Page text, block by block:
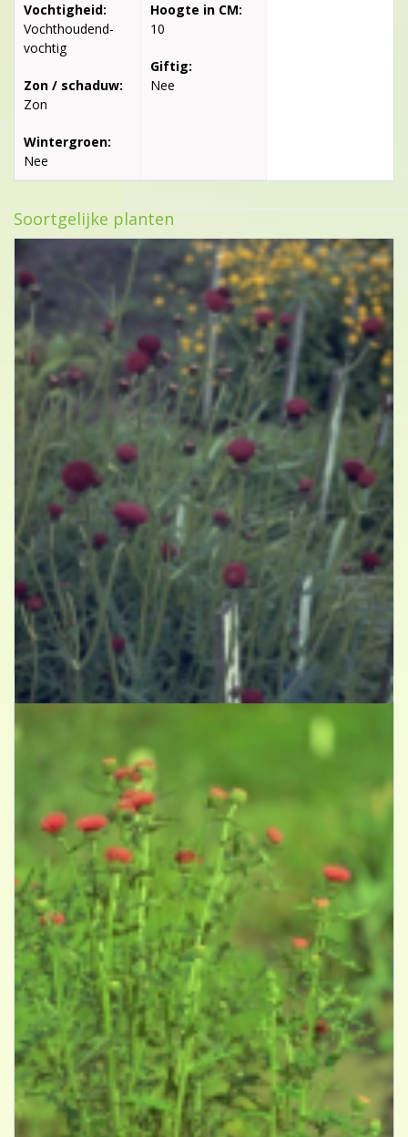
Vochtigheid:
Vochthoudend-
vochtig
Zon / schaduw:
Zon
Wintergroen:
Nee
Hoogte in CM:
10
Giftig:
Nee
Soortgelijke planten
Beekdistel
Cirsium rivulare 'Atropurpureum'
Vederdistel
Cirsium japonicum 'Rose Beauty'